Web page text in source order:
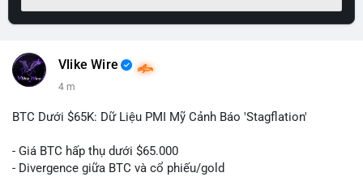
Vlike Wire
4 m
BTC Dưới $65K: Dữ Liệu PMI Mỹ Cảnh Báo 'Stagflation'
- Giá BTC hấp thụ dưới $65.000
- Divergence giữa BTC và cổ phiếu/gold